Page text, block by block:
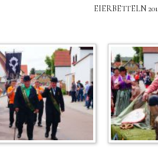
EIERBETTELN